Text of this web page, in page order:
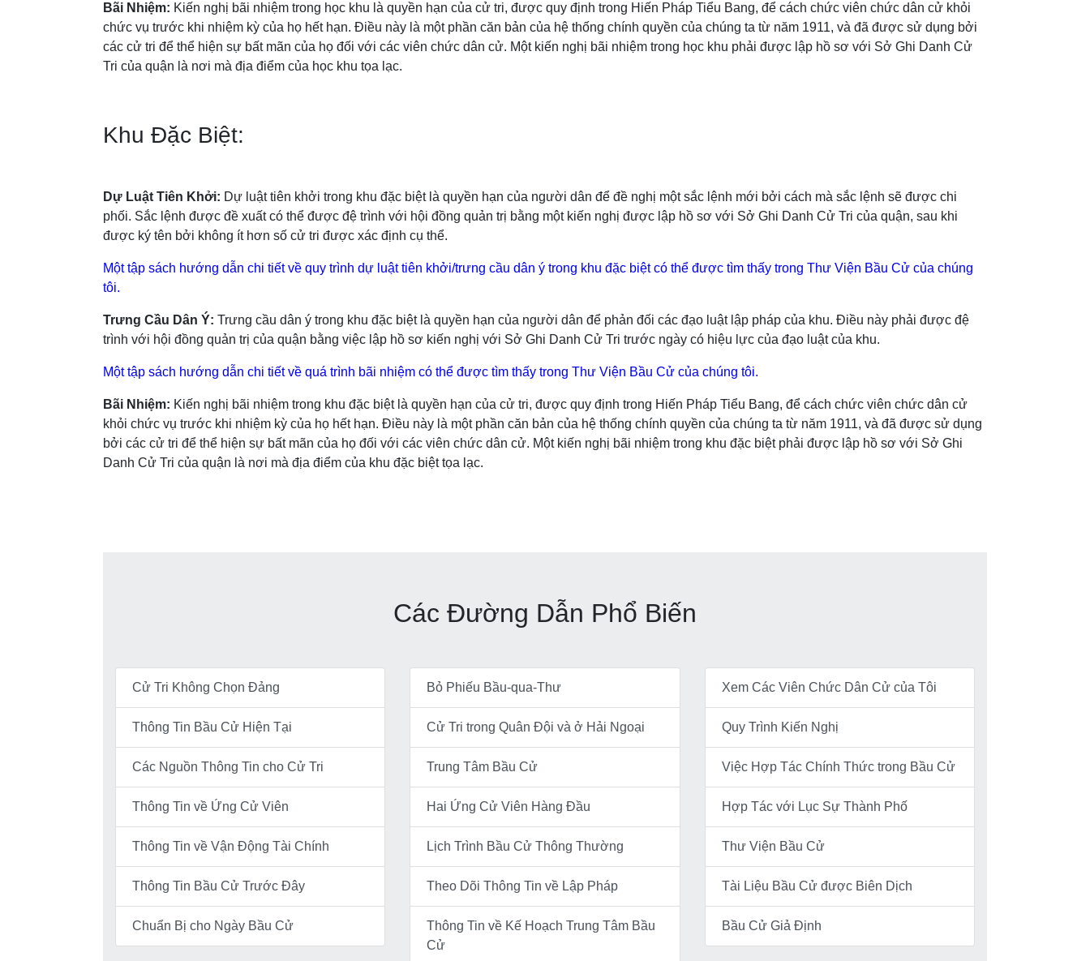
Bãi Nhiệm: Kiến nghị bãi nhiệm trong học khu là quyền hạn của cử tri, được quy định trong Hiến Pháp Tiểu Bang, để cách chức viên chức dân cử khỏi
chức vụ trước khi nhiệm kỳ của họ hết hạn. Điều này là một phần căn bản của hệ thống chính quyền của chúng ta từ năm 1911, và đã được sử dụng bởi
các cử tri để thể hiện sự bất mãn của họ đối với các viên chức dân cử. Một kiến nghị bãi nhiệm trong học khu phải được lập hồ sơ với Sở Ghi Danh Cử
Tri của quận là nơi mà địa điểm của học khu tọa lạc.
Khu Đặc Biệt:
Dự Luật Tiên Khởi: Dự luật tiên khởi trong khu đặc biệt là quyền hạn của người dân để đề nghị một sắc lệnh mới bởi cách mà sắc lệnh sẽ được chi
phối. Sắc lệnh được đề xuất có thể được đệ trình với hội đồng quản trị bằng một kiến nghị được lập hồ sơ với Sở Ghi Danh Cử Tri của quận, sau khi
được ký tên bởi không ít hơn số cử tri được xác định cụ thể.
Một tập sách hướng dẫn chi tiết về quy trình dự luật tiên khởi/trưng cầu dân ý trong khu đặc biệt có thể được tìm thấy trong Thư Viện Bầu Cử của chúng
tôi.
Trưng Cầu Dân Ý: Trưng cầu dân ý trong khu đặc biệt là quyền hạn của người dân để phản đối các đạo luật lập pháp của khu. Điều này phải được đệ
trình với hội đồng quản trị của quận bằng việc lập hồ sơ kiến nghị với Sở Ghi Danh Cử Tri trước ngày có hiệu lực của đạo luật của khu.
Một tập sách hướng dẫn chi tiết về quá trình bãi nhiệm có thể được tìm thấy trong Thư Viện Bầu Cử của chúng tôi.
Bãi Nhiệm: Kiến nghị bãi nhiệm trong khu đặc biệt là quyền hạn của cử tri, được quy định trong Hiến Pháp Tiểu Bang, để cách chức viên chức dân cử
khỏi chức vụ trước khi nhiệm kỳ của họ hết hạn. Điều này là một phần căn bản của hệ thống chính quyền của chúng ta từ năm 1911, và đã được sử dụng
bởi các cử tri để thể hiện sự bất mãn của họ đối với các viên chức dân cử. Một kiến nghị bãi nhiệm trong khu đặc biệt phải được lập hồ sơ với Sở Ghi
Danh Cử Tri của quận là nơi mà địa điểm của khu đặc biệt tọa lạc.
Các Đường Dẫn Phổ Biến
Cử Tri Không Chọn Đảng
Thông Tin Bầu Cử Hiện Tại
Các Nguồn Thông Tin cho Cử Tri
Thông Tin về Ứng Cử Viên
Thông Tin về Vận Động Tài Chính
Thông Tin Bầu Cử Trước Đây
Chuẩn Bị cho Ngày Bầu Cử
Bỏ Phiếu Bầu-qua-Thư
Cử Tri trong Quân Đội và ở Hải Ngoại
Trung Tâm Bầu Cử
Hai Ứng Cử Viên Hàng Đầu
Lịch Trình Bầu Cử Thông Thường
Theo Dõi Thông Tin về Lập Pháp
Thông Tin về Kế Hoạch Trung Tâm Bầu
Cử
Xem Các Viên Chức Dân Cử của Tôi
Quy Trình Kiến Nghị
Việc Hợp Tác Chính Thức trong Bầu Cử
Hợp Tác với Lục Sự Thành Phố
Thư Viện Bầu Cử
Tài Liệu Bầu Cử được Biên Dịch
Bầu Cử Giả Định